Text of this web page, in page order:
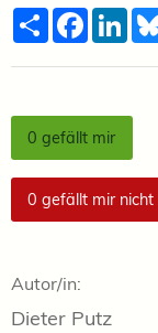
Teilen
0 gefällt mir
0 gefällt mir nicht
Autor/in:
Dieter Putz